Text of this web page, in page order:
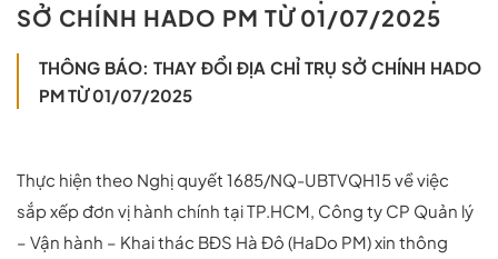
LIÊN HỆ
SỞ CHÍNH HADO PM TỪ 01/07/2025
THÔNG BÁO: THAY ĐỔI ĐỊA CHỈ TRỤ SỞ CHÍNH HADO
PM TỪ 01/07/2025
Thực hiện theo Nghị quyết 1685/NQ-UBTVQH15 về việc
sắp xếp đơn vị hành chính tại TP.HCM, Công ty CP Quản lý
– Vận hành – Khai thác BĐS Hà Đô (HaDo PM) xin thông